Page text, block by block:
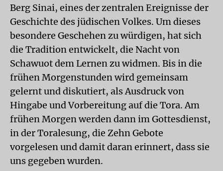
Berg Sinai, eines der zentralen Ereignisse der
Geschichte des jüdischen Volkes. Um dieses
besondere Geschehen zu würdigen, hat sich
die Tradition entwickelt, die Nacht von
Schawuot dem Lernen zu widmen. Bis in die
frühen Morgenstunden wird gemeinsam
gelernt und diskutiert, als Ausdruck von
Hingabe und Vorbereitung auf die Tora. Am
frühen Morgen werden dann im Gottesdienst,
in der Toralesung, die Zehn Gebote
vorgelesen und damit daran erinnert, dass sie
uns gegeben wurden.